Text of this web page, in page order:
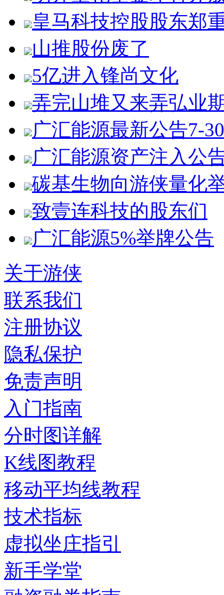
皇马科技控股股东郑
山推股份废了
5亿进入锋尚文化
弄完山堆又来弄弘业
广汇能源最新公告7-30
广汇能源资产注入公
碳基生物向游侠量化
致壹连科技的股东们
广汇能源5%举牌公告
关于游侠
联系我们
注册协议
隐私保护
免责声明
入门指南
分时图详解
K线图教程
移动平均线教程
技术指标
虚拟坐庄指引
新手学堂